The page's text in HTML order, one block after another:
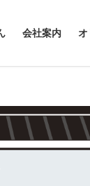
会社案内 オ